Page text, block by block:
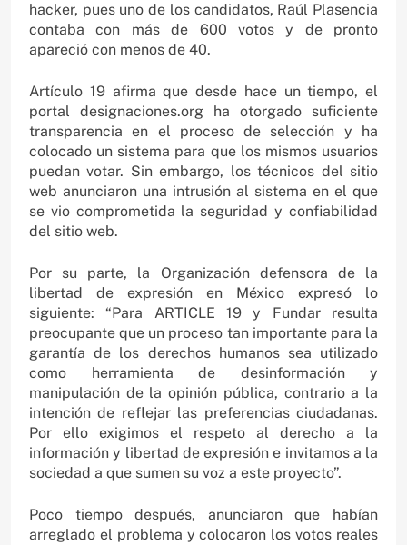
hacker, pues uno de los candidatos, Raúl Plasencia
contaba con más de 600 votos y de pronto
apareció con menos de 40.
Artículo 19 afirma que desde hace un tiempo, el
portal designaciones.org ha otorgado suficiente
transparencia en el proceso de selección y ha
colocado un sistema para que los mismos usuarios
puedan votar. Sin embargo, los técnicos del sitio
web anunciaron una intrusión al sistema en el que
se vio comprometida la seguridad y confiabilidad
del sitio web.
Por su parte, la Organización defensora de la
libertad de expresión en México expresó lo
siguiente: “Para ARTICLE 19 y Fundar resulta
preocupante que un proceso tan importante para la
garantía de los derechos humanos sea utilizado
como herramienta de desinformación y
manipulación de la opinión pública, contrario a la
intención de reflejar las preferencias ciudadanas.
Por ello exigimos el respeto al derecho a la
información y libertad de expresión e invitamos a la
sociedad a que sumen su voz a este proyecto”.
Poco tiempo después, anunciaron que habían
arreglado el problema y colocaron los votos reales